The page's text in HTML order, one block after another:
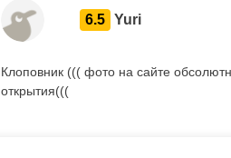
6.5 Yuri
Клоповник ((( фото на сайте
открытия(((